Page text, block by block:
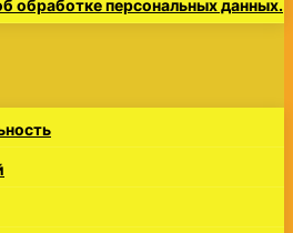
обработке персональных данных.